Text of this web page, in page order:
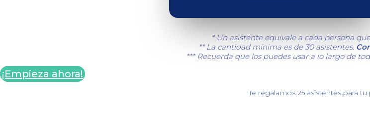
* Un asistente equivale a cada persona
** La cantidad mínima es de 30 asistentes.
*** Recuerda que los puedes usar a lo largo de
¡Empieza ahora!
Te regalamos 25 asistentes para